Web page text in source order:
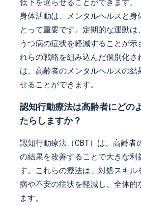
低下を遅らせることができます。
身体活動は、メンタルヘルスと身
とって重要です。定期的な運動は
うつ病の症状を軽減することが示
れらの戦略を組み込んだ個別化さ
は、高齢者のメンタルヘルスの結
せることができます。
認知行動療法は高齢者にどの
たらしますか？
認知行動療法（CBT）は、高齢者
の結果を改善することで大きな利
す。これらの療法は、対処スキル
病や不安の症状を軽減し、全体的
ます。